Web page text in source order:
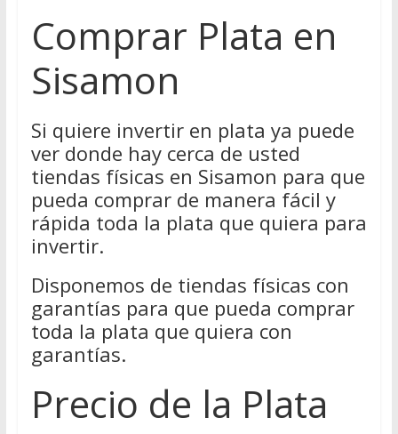
Comprar Plata en
Sisamon
Si quiere invertir en plata ya puede
ver donde hay cerca de usted
tiendas físicas en Sisamon para que
pueda comprar de manera fácil y
rápida toda la plata que quiera para
invertir.
Disponemos de tiendas físicas con
garantías para que pueda comprar
toda la plata que quiera con
garantías.
Precio de la Plata